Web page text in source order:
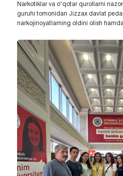
Narkotiklar va o‘qotar qurollarni
guruhi tomonidan Jizzax davlat
narkojinoyatlarning oldini olish